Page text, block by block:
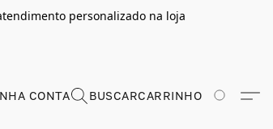
personalizado na loja
CONTA BUSCARCARRINHO